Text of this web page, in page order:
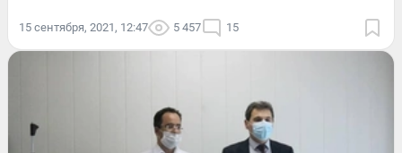
15 сентября, 2021, 12:47 5 457 15